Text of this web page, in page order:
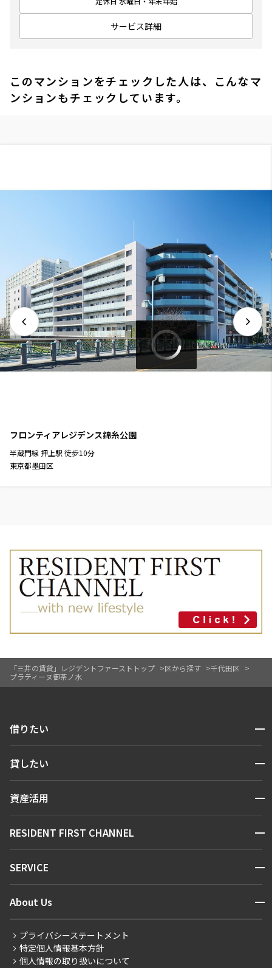
「三井の賃貸」レジデントファーストトップ 区から探す
千代田区
プラティーヌ御茶ノ水
サービス詳細
このマンションをチェックした人は、こんなマ
ンションもチェックしています。
フロンティアレジデンス錦糸公園
半蔵門線 押上駅 徒歩10分
東京都墨田区
借りたい 開閉
人気エリアから探す
新着情報から探す
新着募集情報
こだわりから探す
こだわり一覧
貸したい 開閉
お問い合わせ
資産活用 開閉
お問い合わせ
RESIDENT FIRST CHANNEL 開閉
マンションレポート
住まいのコラム
SERVICE 開閉
会員ページ
ご入居・提携サービス
お部屋探しからご契約まで
About Us 開閉
会社情報
事業案内
プライバシーステートメント
特定個人情報基本方針
個人情報の取り扱いについて